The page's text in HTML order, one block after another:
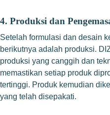
4. Produksi dan
Setelah formulasi dan desain
berikutnya adalah produksi.
produksi yang canggih dan
memastikan setiap produk
tertinggi. Produk kemudian
yang telah disepakati.